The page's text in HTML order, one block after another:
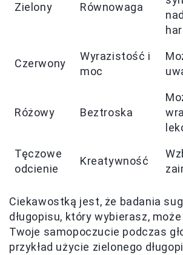
Zielony Równowaga
Czerwony
Wyrazistość i
moc
Różowy Beztroska
Tęczowe
odcienie
Kreatywność
Ciekawostką jest, że badania
długopisu, który wybierasz, może
Twoje samopoczucie podczas
przykład użycie zielonego